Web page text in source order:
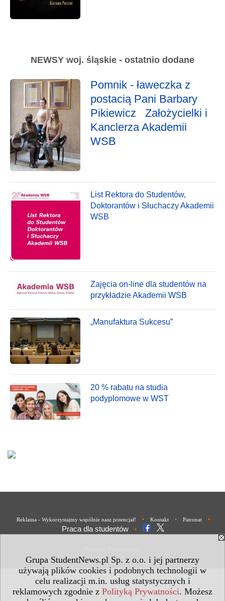
Grupa StudentNews.pl Sp. z o.o. i jej partnerzy
używają plików cookies i podobnych technologii w
celu realizacji m.in. usług statystycznych i
reklamowych zgodnie z Polityką Prywatności. Możesz
NEWSY woj. śląskie - ostatnio dodane
Pomnik - ławeczka z
postacią Pani Barbary
Pikiewicz Założycielki i
Kanclerza Akademii
WSB
List Rektora do Studentów,
Doktorantów i Słuchaczy Akademii
WSB
Zajęcia on-line dla studentów na
przykładzie Akademii WSB
„Manufaktura Sukcesu”
20 % rabatu na studia
podyplomowe w WST
Reklama - Wykorzystajmy wspólnie nasz potencjał! • Kontakt • Patronat •
Praca dla studentów •